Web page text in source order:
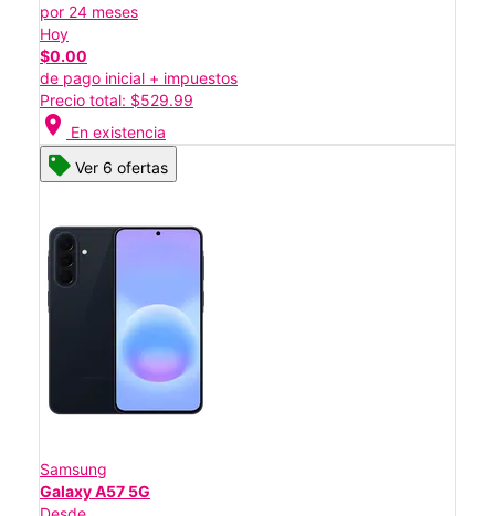
por 24 meses
Hoy
$0.00
de pago inicial + impuestos
Precio total: $529.99
location_on En existencia
Ver 6 ofertas
Samsung
Galaxy A57 5G